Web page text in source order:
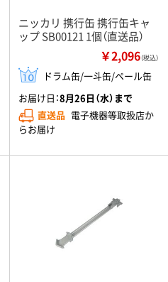
ニッカリ 携行缶 携行缶キャ
ップ SB00121 1個（直送品）
￥2,096（税込）
ドラム缶/一斗缶/ペール缶
お届け日：8月26日（水）まで
直送品 電子機器等取扱店か
らお届け